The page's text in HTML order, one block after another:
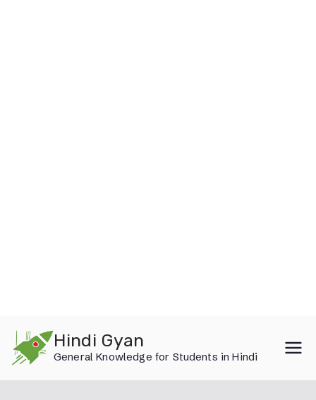
content
Hindi Gyan
General Knowledge for Students in Hindi